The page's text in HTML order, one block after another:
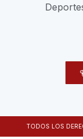
TODOS LOS